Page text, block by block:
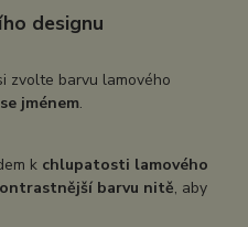
designu
zvolte barvu lamového
jménem.
k chlupatosti lamového
barvu nitě, aby